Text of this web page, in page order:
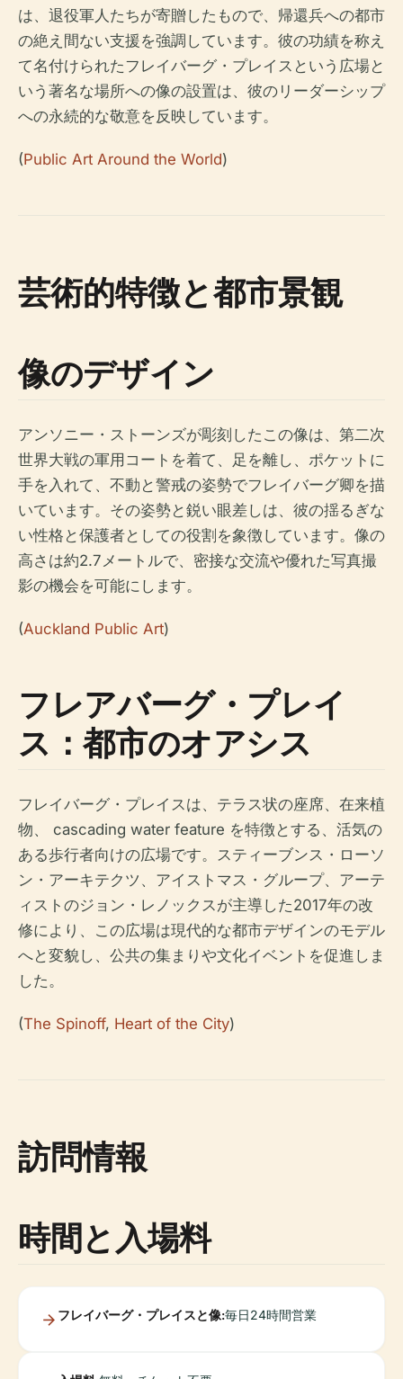
は、退役軍人たちが寄贈したもので、帰還兵への都市
の絶え間ない支援を強調しています。彼の功績を称え
て名付けられたフレイバーグ・プレイスという広場と
いう著名な場所への像の設置は、彼のリーダーシップ
への永続的な敬意を反映しています。
(Public Art Around the World)
芸術的特徴と都市景観
像のデザイン
アンソニー・ストーンズが彫刻したこの像は、第二次
世界大戦の軍用コートを着て、足を離し、ポケットに
手を入れて、不動と警戒の姿勢​​でフレイバーグ卿を描
いています。その姿勢と鋭い眼差しは、彼の揺るぎな
い性格と保護者としての役割を象徴しています。像の
高さは約2.7メートルで、密接な交流や優れた写真撮
影の機会を可能にします。
(Auckland Public Art)
フレアバーグ・プレイ
ス：都市のオアシス
フレイバーグ・プレイスは、テラス状の座席、在来植
物、 cascading water feature を特徴とする、活気の
ある歩行者向けの広場です。スティーブンス・ローソ
ン・アーキテクツ、アイストマス・グループ、アーテ
ィストのジョン・レノックスが主導した2017年の改
修により、この広場は現代的な都市デザインのモデル
へと変貌し、公共の集まりや文化イベントを促進しま
した。
(The Spinoff, Heart of the City)
訪問情報
時間と入場料
フレイバーグ・プレイスと像:毎日24時間営業